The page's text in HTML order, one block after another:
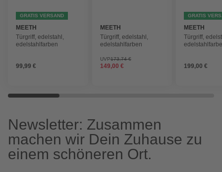
GRATIS VERSAND
MEETH
Türgriff, edelstahl,
edelstahlfarben
99,99 €
MEETH
Türgriff, edelstahl,
edelstahlfarben
UVP173,74 €
149,00 €
GRATIS
MEETH
Türgriff,
199,00 €
Newsletter: Zusammen
machen wir Dein Zuhause zu
einem schöneren Ort.